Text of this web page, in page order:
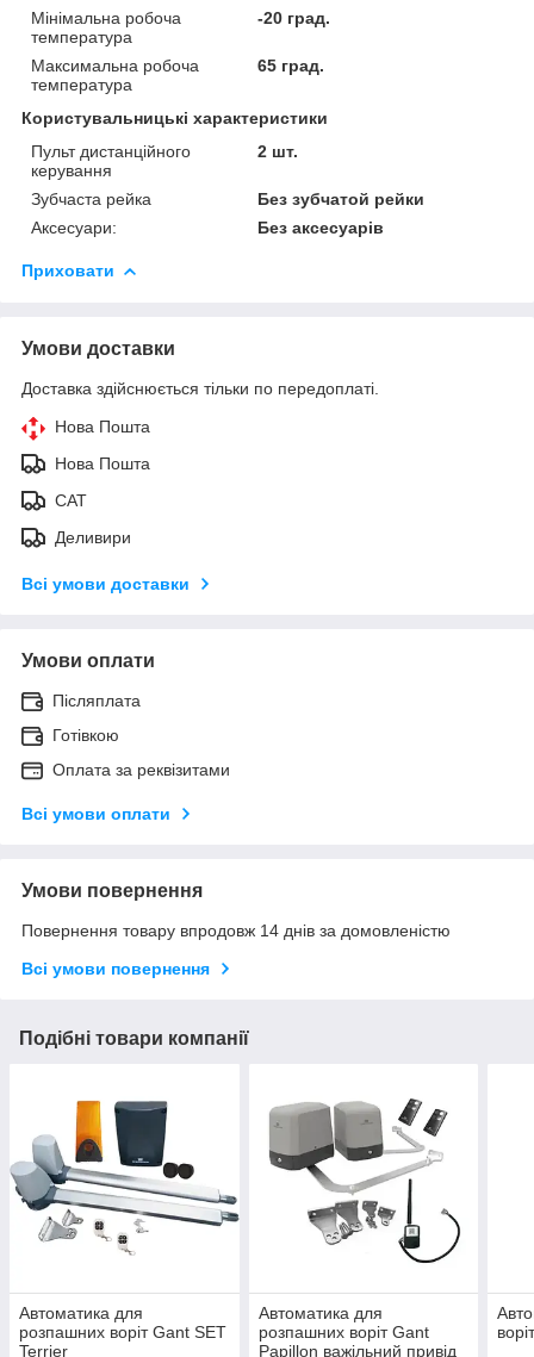
Мінімальна робоча
температура
-20 град.
Максимальна робоча
температура
65 град.
Користувальницькі характеристики
Пульт дистанційного
керування
2 шт.
Зубчаста рейка
Без зубчатой рейки
Аксесуари:
Без аксесуарів
Приховати
Умови доставки
Доставка здійснюється тільки по передоплаті.
Нова Пошта
Нова Пошта
САТ
Деливири
Всі умови доставки
Умови оплати
Післяплата
Готівкою
Оплата за реквізитами
Всі умови оплати
Умови повернення
Повернення товару впродовж 14 днів за домовленістю
Всі умови повернення
Подібні товари компанії
Автоматика для
розпашних воріт Gant SET
Terrier
Автоматика для
розпашних воріт Gant
Papillon важільний привід